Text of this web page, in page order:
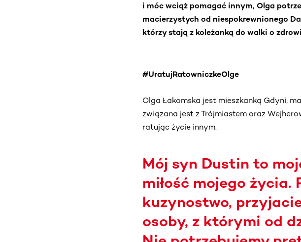
i móc wciąż pomagać innym, Olga
macierzystych od niespokrewnionego
którzy stają z koleżanką do walki o
#UratujRatowniczkeOlge
Olga Łakomska jest mieszkanką Gdyni,
związana jest z Trójmiastem oraz
ratując życie innym.
Mój syn Dustin to
miłość mojego życia.
kuzynostwo,
osoby, z którymi od